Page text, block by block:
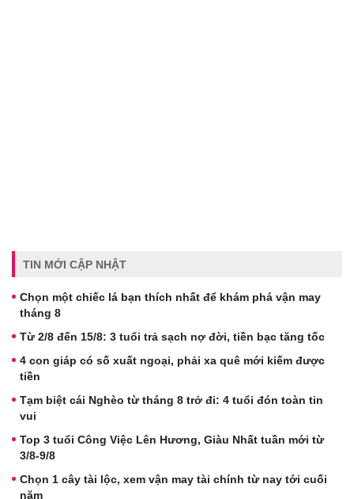
TIN MỚI CẬP NHẬT
Chọn một chiếc lá bạn thích nhất để khám phá vận may
tháng 8
Từ 2/8 đến 15/8: 3 tuổi trả sạch nợ đời, tiền bạc tăng tốc
4 con giáp có số xuất ngoại, phải xa quê mới kiếm được
tiền
Tạm biệt cái Nghèo từ tháng 8 trở đi: 4 tuổi đón toàn tin
vui
Top 3 tuổi Công Việc Lên Hương, Giàu Nhất tuần mới từ
3/8-9/8
Chọn 1 cây tài lộc, xem vận may tài chính từ nay tới cuối
năm